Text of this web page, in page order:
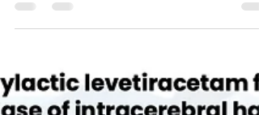
Le Traumatisme crânien léger: